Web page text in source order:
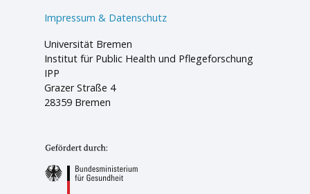
Impressum & Datenschutz
Universität Bremen
Institut für Public Health und Pflegeforschung
IPP
Grazer Straße 4
28359 Bremen